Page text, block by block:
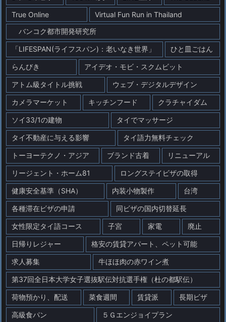
True Online
Virtual Fun Run in Thailand
バンコク都市開発研究所
「LIFESPAN(ライフスパン)：老いなき世界」 ひと皿ごはん
らんびき アイデオ・モビ・スクムビット
アトム級タイトル挑戦 ウェブ・デジタルデザイン
カメラマーケット キッチンフード クラチャイダム
ソイ33/1の建物 タイでマッサージ
タイ不動産に与える影響 タイ語力無料チェック
トーヨーテクノ・アジア ブランド古着 リニューアル
リージェント・ホーム81 ロングステイビザの取得
健康安全基準（SHA） 内装小物製作 台湾
各種滞在ビザの申請 同ビザの国内切替延長
女性限定タイ語コース 子宮 家電 廃止
日帰りレジャー 格安の賃貸アパート、ペット可能
求人募集 牛ほほ肉の赤ワイン煮
第37回全日本大学女子選抜駅伝対抗選手権（杜の都駅伝）
荷物預かり、配送 菜食週間 賃貸派 長期ビザ
高級食パン ５Ｇエンジョイプラン